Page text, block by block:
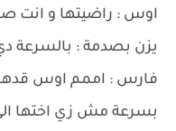
اوس : راضيتها و انت
يزن بصدمة : بالسرعة
فارس : اممم اوس قدها
بسرعة مش زي اختها